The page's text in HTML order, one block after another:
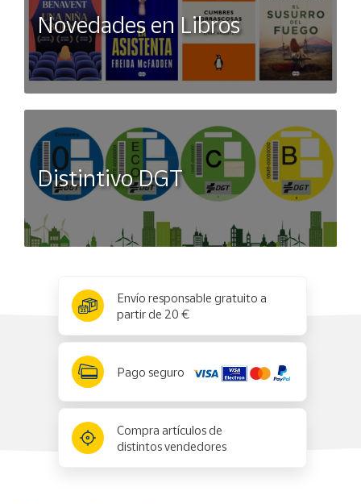
Novedades en Libros
Distintivo DGT
Envío responsable gratuito a
partir de 20 €
Pago seguro
Compra artículos de
distintos vendedores